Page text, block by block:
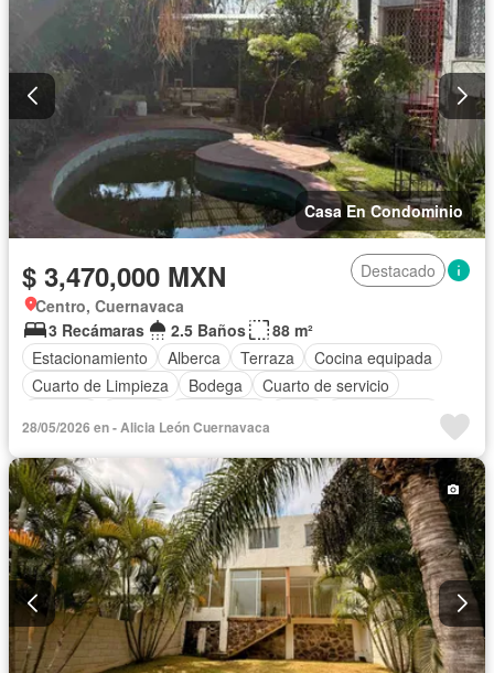
Casa En Condominio
$ 3,470,000 MXN
Destacado
Centro, Cuernavaca
3 Recámaras
2.5 Baños
88 m²
Estacionamiento
Alberca Terraza
Cocina equipada
Cuarto de Limpieza
Bodega
Cuarto de servicio
Solo familias
Permite mascotas
28/05/2026 en - Alicia León Cuernavaca